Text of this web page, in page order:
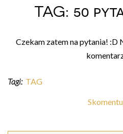
TAG: 50
Czekam zatem na pytania! :D
Tagi: TAG